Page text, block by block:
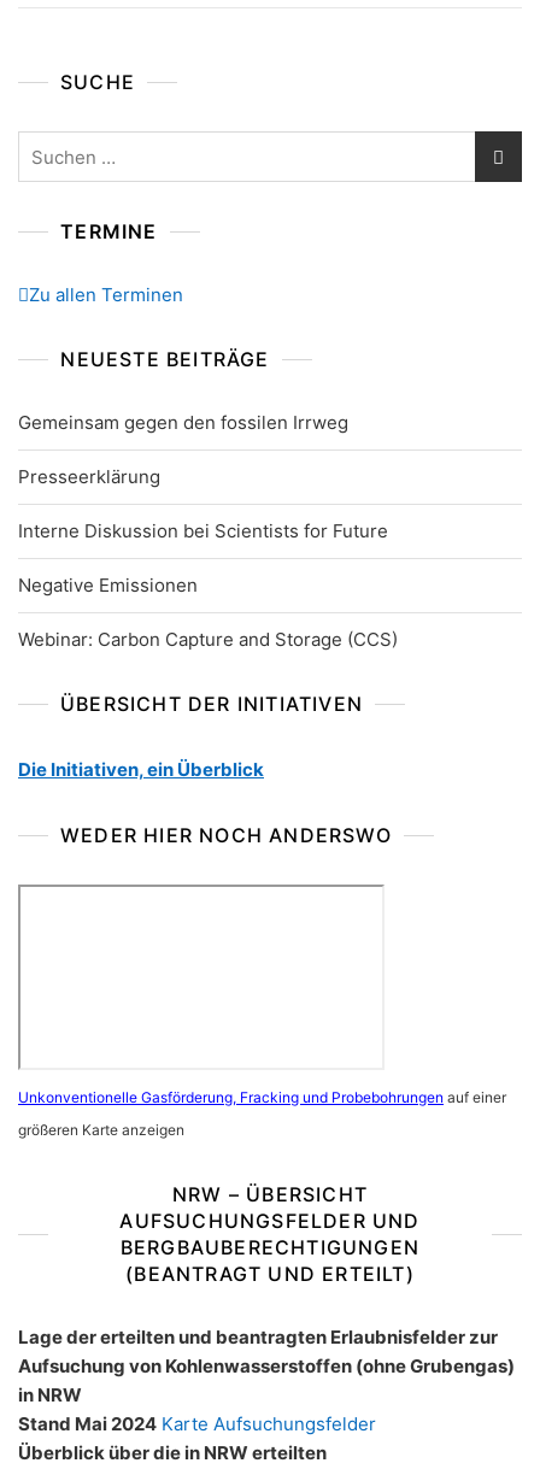
SUCHE
TERMINE
Zu allen Terminen
NEUESTE BEITRÄGE
Gemeinsam gegen den fossilen Irrweg
Presseerklärung
Interne Diskussion bei Scientists for Future
Negative Emissionen
Webinar: Carbon Capture and Storage (CCS)
ÜBERSICHT DER INITIATIVEN
Die Initiativen, ein Überblick
WEDER HIER NOCH ANDERSWO
Unkonventionelle Gasförderung, Fracking und Probebohrungen auf einer
größeren Karte anzeigen
NRW – ÜBERSICHT
AUFSUCHUNGSFELDER UND
BERGBAUBERECHTIGUNGEN
(BEANTRAGT UND ERTEILT)
Lage der erteilten und beantragten Erlaubnisfelder zur
Aufsuchung von Kohlenwasserstoffen (ohne Grubengas)
in NRW
Stand Mai 2024 Karte Aufsuchungsfelder
Überblick über die in NRW erteilten